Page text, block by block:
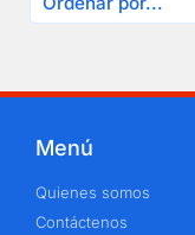
Menú
Quienes somos
Contáctenos